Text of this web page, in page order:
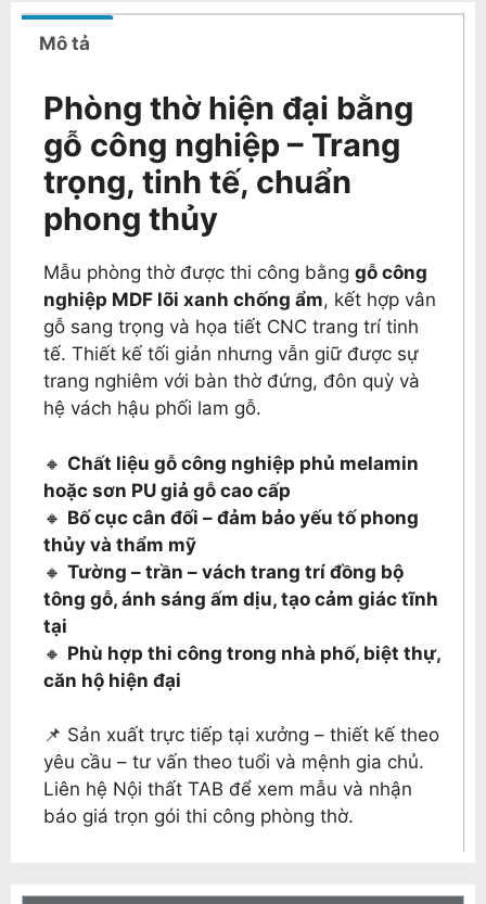
Mô tả
Phòng thờ hiện đại bằng
gỗ công nghiệp – Trang
trọng, tinh tế, chuẩn
phong thủy
Mẫu phòng thờ được thi công bằng gỗ công
nghiệp MDF lõi xanh chống ẩm, kết hợp vân
gỗ sang trọng và họa tiết CNC trang trí tinh
tế. Thiết kế tối giản nhưng vẫn giữ được sự
trang nghiêm với bàn thờ đứng, đôn quỳ và
hệ vách hậu phối lam gỗ.
🔸 Chất liệu gỗ công nghiệp phủ melamin
hoặc sơn PU giả gỗ cao cấp
🔸 Bố cục cân đối – đảm bảo yếu tố phong
thủy và thẩm mỹ
🔸 Tường – trần – vách trang trí đồng bộ
tông gỗ, ánh sáng ấm dịu, tạo cảm giác tĩnh
tại
🔸 Phù hợp thi công trong nhà phố, biệt thự,
căn hộ hiện đại
📌 Sản xuất trực tiếp tại xưởng – thiết kế theo
yêu cầu – tư vấn theo tuổi và mệnh gia chủ.
Liên hệ Nội thất TAB để xem mẫu và nhận
báo giá trọn gói thi công phòng thờ.